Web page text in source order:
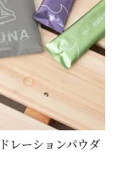
レーションパウダ